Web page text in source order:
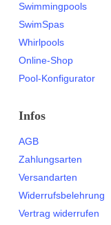
Swimmingpools
SwimSpas
Whirlpools
Online-Shop
Pool-Konfigurator
Infos
AGB
Zahlungsarten
Versandarten
Widerrufsbelehrung
Vertrag widerrufen